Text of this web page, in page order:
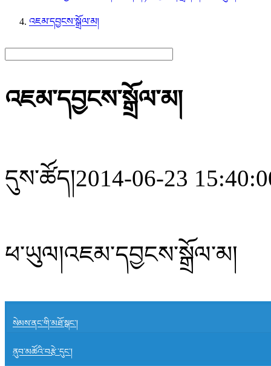
འཇམ་དབྱངས་སྒྲོལ་མ།
འཇམ་དབྱངས་སྒྲོལ་མ།
དུས་ཚོད།2014-06-23
ཕ་ཡུལ།འཇམ་དབྱངས་སྒྲོལ་མ།
སེམས་ནང་གི་མཐོ་སྒང་།
ནུབ་མཚོའི་བརྩེ་དུང་།